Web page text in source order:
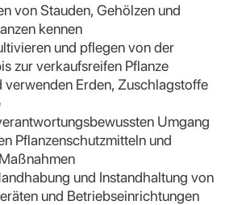
von Stauden, Gehölzen und
kennen
und pflegen von der
zur verkaufsreifen Pflanze
verwenden Erden, Zuschlagstoffe
Umgang
Pflanzenschutzmitteln und
und Instandhaltung von
und Betriebseinrichtungen